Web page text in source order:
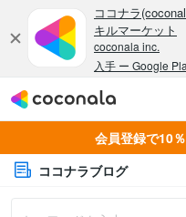
会員登録で10
ココナラブログ